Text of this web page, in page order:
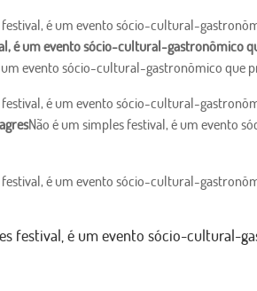
festival, é um evento sócio-cultural-
é um evento sócio-cultural-gastronômico
um evento sócio-cultural-gastronômico que
festival, é um evento sócio-cultural-
Não é um simples festival, é um evento
festival, é um evento sócio-cultural-
festival, é um evento sócio-cultural-